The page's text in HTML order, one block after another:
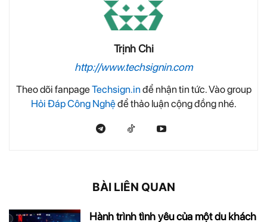
Trịnh Chi
http://www.techsignin.com
Theo dõi fanpageTechsign.in để nhận tin tức. Vào group
Hỏi Đáp Công Nghệđể thảo luận cộng đồng nhé.
BÀI LIÊN QUAN
Hành trình tình yêu của một du khách